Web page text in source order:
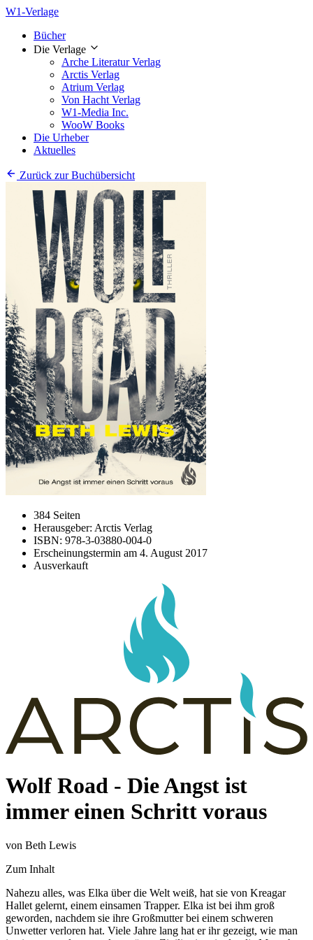
W1-Verlage
Bücher
Die Verlage
Arche Literatur Verlag
Arctis Verlag
Atrium Verlag
Von Hacht Verlag
W1-Media Inc.
WooW Books
Die Urheber
Aktuelles
Zurück zur Buchübersicht
384 Seiten
Herausgeber: Arctis Verlag
ISBN: 978-3-03880-004-0
Erscheinungstermin am 4. August 2017
Ausverkauft
Wolf Road - Die Angst ist
immer einen Schritt voraus
von Beth Lewis
Zum Inhalt
Nahezu alles, was Elka über die Welt weiß, hat sie von Kreagar
Hallet gelernt, einem einsamen Trapper. Elka ist bei ihm groß
geworden, nachdem sie ihre Großmutter bei einem schweren
Unwetter verloren hat. Viele Jahre lang hat er ihr gezeigt, wie man